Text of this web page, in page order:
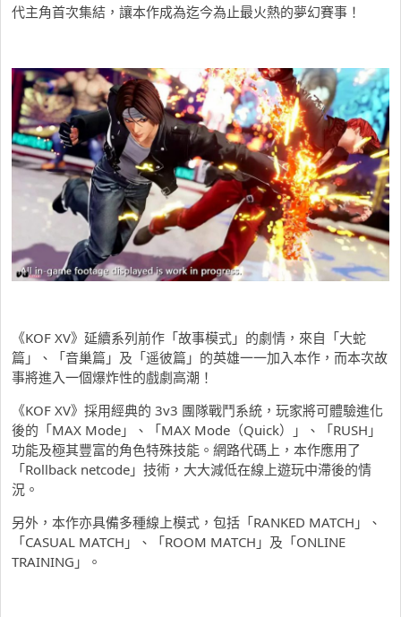
代主角首次集結，讓本作成為迄今為止最火熱的夢幻賽事！
《KOF XV》延續系列前作「故事模式」的劇情，來自「大蛇
篇」、「音巢篇」及「遥彼篇」的英雄一一加入本作，而本次故
事將進入一個爆炸性的戲劇高潮！
《KOF XV》採用經典的 3v3 團隊戰鬥系統，玩家將可體驗進化
後的「MAX Mode」、「MAX Mode（Quick）」、「RUSH」
功能及極其豐富的角色特殊技能。網路代碼上，本作應用了
「Rollback netcode」技術，大大減低在線上遊玩中滯後的情
況。
另外，本作亦具備多種線上模式，包括「RANKED MATCH」、
「CASUAL MATCH」、「ROOM MATCH」及「ONLINE
TRAINING」。